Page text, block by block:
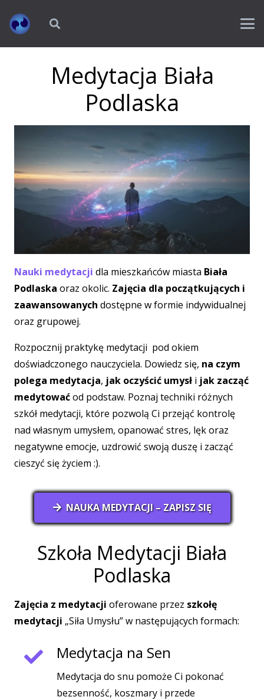
Medytacja Biała
Podlaska
Nauki medytacji dla mieszkańców miasta Biała
Podlaska oraz okolic. Zajęcia dla początkujących i
zaawansowanych dostępne w formie indywidualnej
oraz grupowej.
Rozpocznij praktykę medytacji pod okiem
doświadczonego nauczyciela. Dowiedz się, na czym
polega medytacja, jak oczyścić umysł i jak zacząć
medytowaćod podstaw. Poznaj techniki różnych
szkół medytacji, które pozwolą Ci przejąć kontrolę
nad własnym umysłem, opanować stres, lęk oraz
negatywne emocje, uzdrowić swoją duszę i zacząć
cieszyć się życiem :).
NAUKA MEDYTACJI – ZAPISZ SIĘ
Szkoła Medytacji Biała
Podlaska
Zajęcia z medytacji oferowane przez szkołę
medytacji „Siła Umysłu” w następujących formach:
Medytacja na Sen
Medytacja do snu pomoże Ci pokonać
bezsenność, koszmary i przede